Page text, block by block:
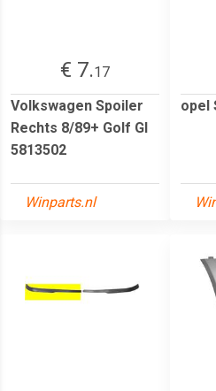
€ 7.17
Volkswagen Spoiler
Rechts 8/89+ Golf Gl
5813502
Winparts.nl
opel